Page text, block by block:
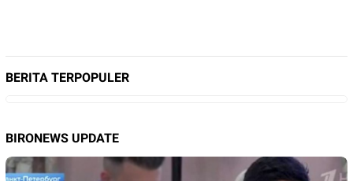
BERITA TERPOPULER
BIRONEWS UPDATE